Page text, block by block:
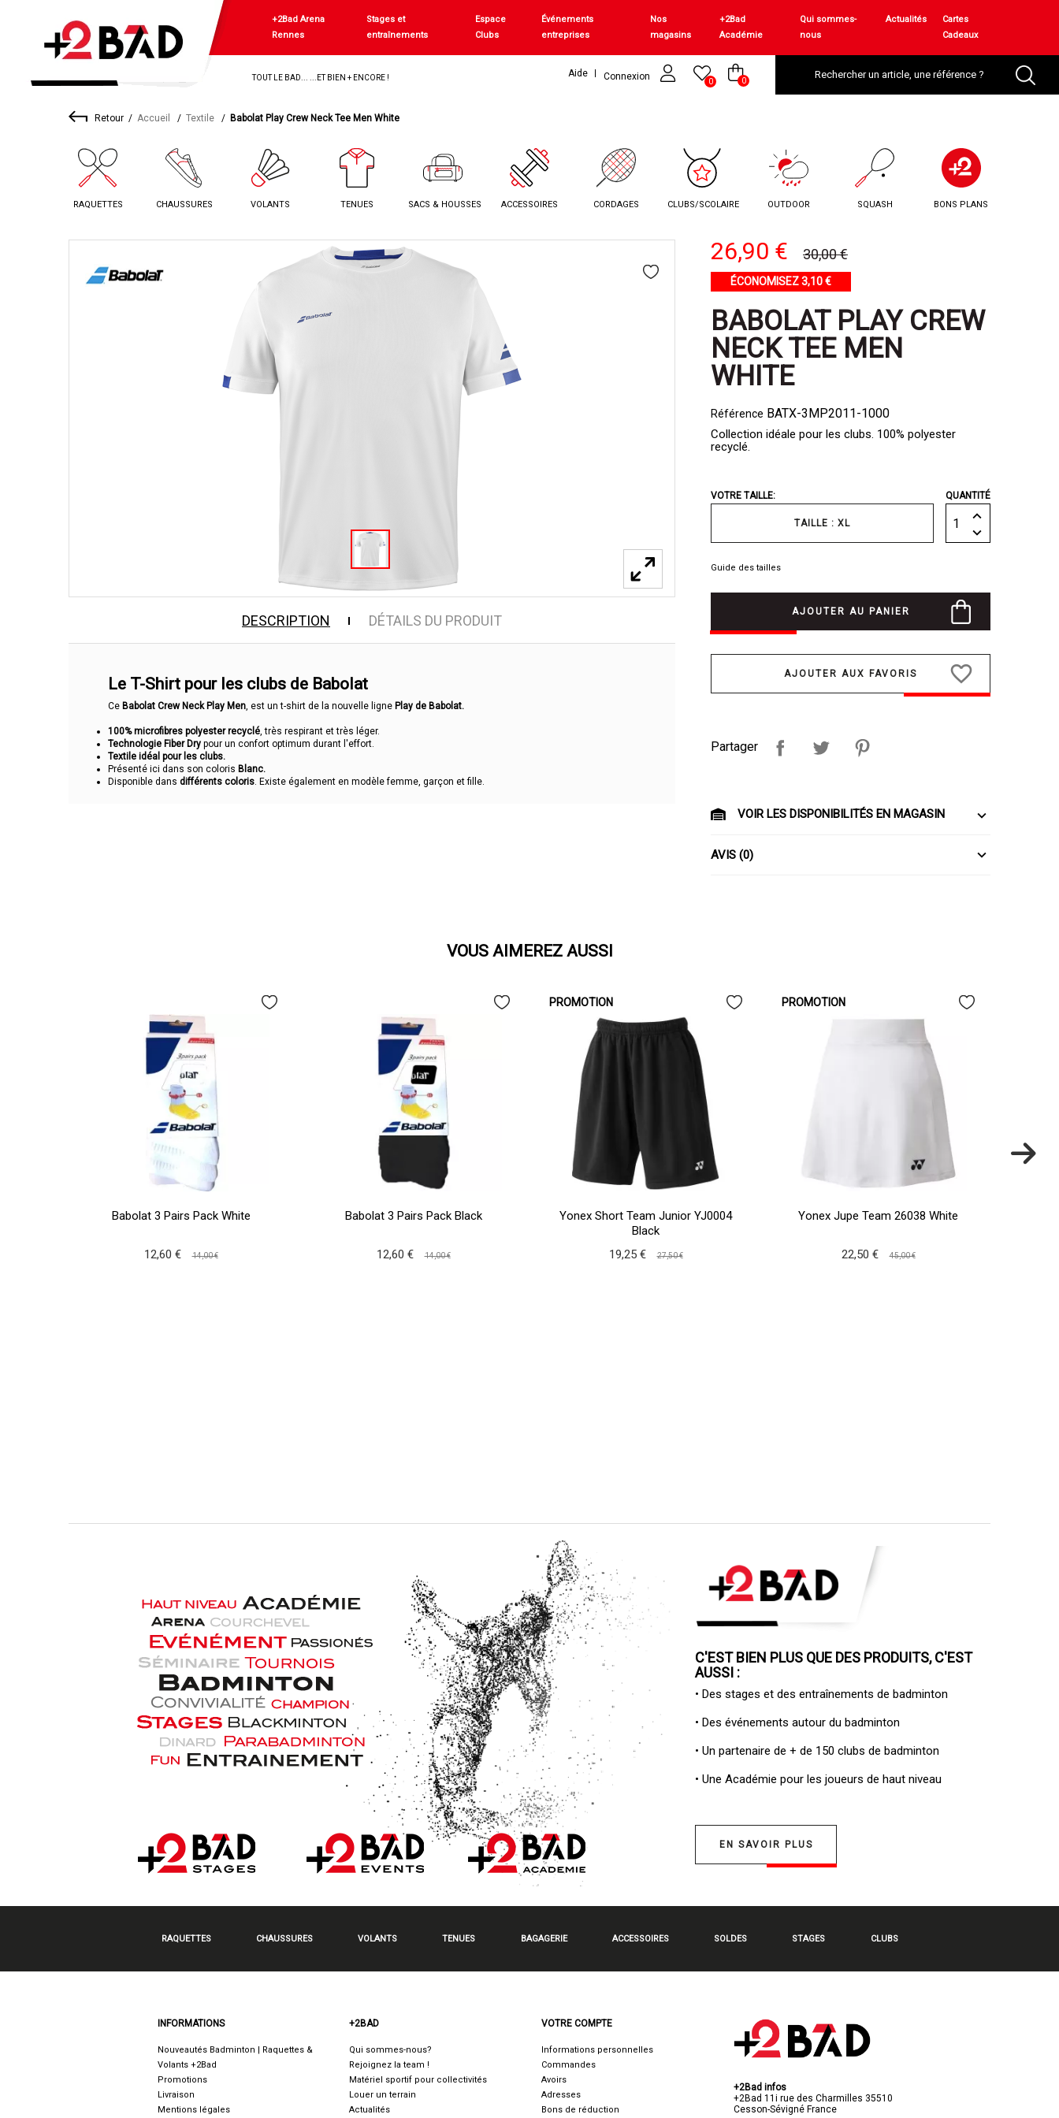
+2Bad Arena
Rennes
Stages et
entraînements
Espace
Clubs
Événements
entreprises
Nos
magasins
+2Bad
Académie
Qui sommes-
nous
Actualités
Cartes
Cadeaux
TOUT LE BAD... ...ET BIEN + ENCORE ! Aide Connexion 0 0
Retour Accueil Textile Babolat Play Crew Neck Tee Men White
RAQUETTES CHAUSSURES VOLANTS TENUES SACS & HOUSSES ACCESSOIRES CORDAGES CLUBS/SCOLAIRE OUTDOOR SQUASH BONS PLANS
DESCRIPTION DÉTAILS DU PRODUIT
Le T-Shirt pour les clubs de Babolat
Ce Babolat Crew Neck Play Men, est un t-shirt de la nouvelle ligne Play de Babolat.
100% microfibres polyester recyclé, très respirant et très léger.
Technologie Fiber Dry pour un confort optimum durant l'effort.
Textile idéal pour les clubs.
Présenté ici dans son coloris Blanc.
Disponible dans différents coloris. Existe également en modèle femme, garçon et fille.
26,90 € 30,00 €
ÉCONOMISEZ 3,10 €
BABOLAT PLAY CREW
NECK TEE MEN
WHITE
Référence BATX-3MP2011-1000
Collection idéale pour les clubs. 100% polyester
recyclé.
VOTRE TAILLE:
TAILLE : XL
QUANTITÉ
Guide des tailles
AJOUTER AU PANIER
favorite_border
Partager
VOIR LES DISPONIBILITÉS EN MAGASIN
AVIS (0)
VOUS AIMEREZ AUSSI
Babolat 3 Pairs Pack White
12,60 € 14,00 €
Babolat 3 Pairs Pack Black
12,60 € 14,00 €
PROMOTION
Yonex Short Team Junior YJ0004
Black
19,25 €
27,50 €
PROMOTION
Yonex Jupe Team 26038 White
22,50 € 45,00 €
C'EST BIEN PLUS QUE DES PRODUITS, C'EST
AUSSI :
• Des stages et des entraînements de badminton
• Des événements autour du badminton
• Un partenaire de + de 150 clubs de badminton
• Une Académie pour les joueurs de haut niveau
EN SAVOIR PLUS
RAQUETTES CHAUSSURES VOLANTS TENUES BAGAGERIE ACCESSOIRES SOLDES STAGES CLUBS
INFORMATIONS
Nouveautés Badminton | Raquettes &
Volants +2Bad
Promotions
Livraison
Mentions légales
+2BAD
Qui sommes-nous?
Rejoignez la team !
Matériel sportif pour collectivités
Louer un terrain
Actualités
VOTRE COMPTE
Informations personnelles
Commandes
Avoirs
Adresses
Bons de réduction
+2Bad infos
+2Bad 11i rue des Charmilles 35510
Cesson-Sévigné France